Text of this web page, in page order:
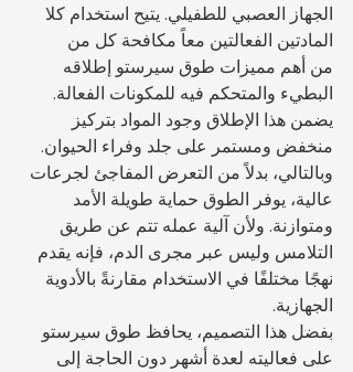
الجهاز العصبي للطفيلي. يتيح استخدام كلا
المادتين الفعالتين معاً مكافحة كل من
من أهم مميزات طوق سيرستو إطلاقه
البطيء والمتحكم فيه للمكونات الفعالة.
يضمن هذا الإطلاق وجود المواد بتركيز
منخفض ومستمر على جلد وفراء الحيوان.
وبالتالي، بدلاً من التعرض المفاجئ لجرعات
عالية، يوفر الطوق حماية طويلة الأمد
ومتوازنة. ولأن آلية عمله تتم عن طريق
التلامس وليس عبر مجرى الدم، فإنه يقدم
نهجًا مختلفًا في الاستخدام مقارنةً بالأدوية
الجهازية.
بفضل هذا التصميم، يحافظ طوق سيرستو
على فعاليته لعدة أشهر دون الحاجة إلى